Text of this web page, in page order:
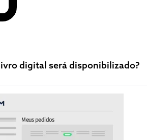
digital será disponibilizado?